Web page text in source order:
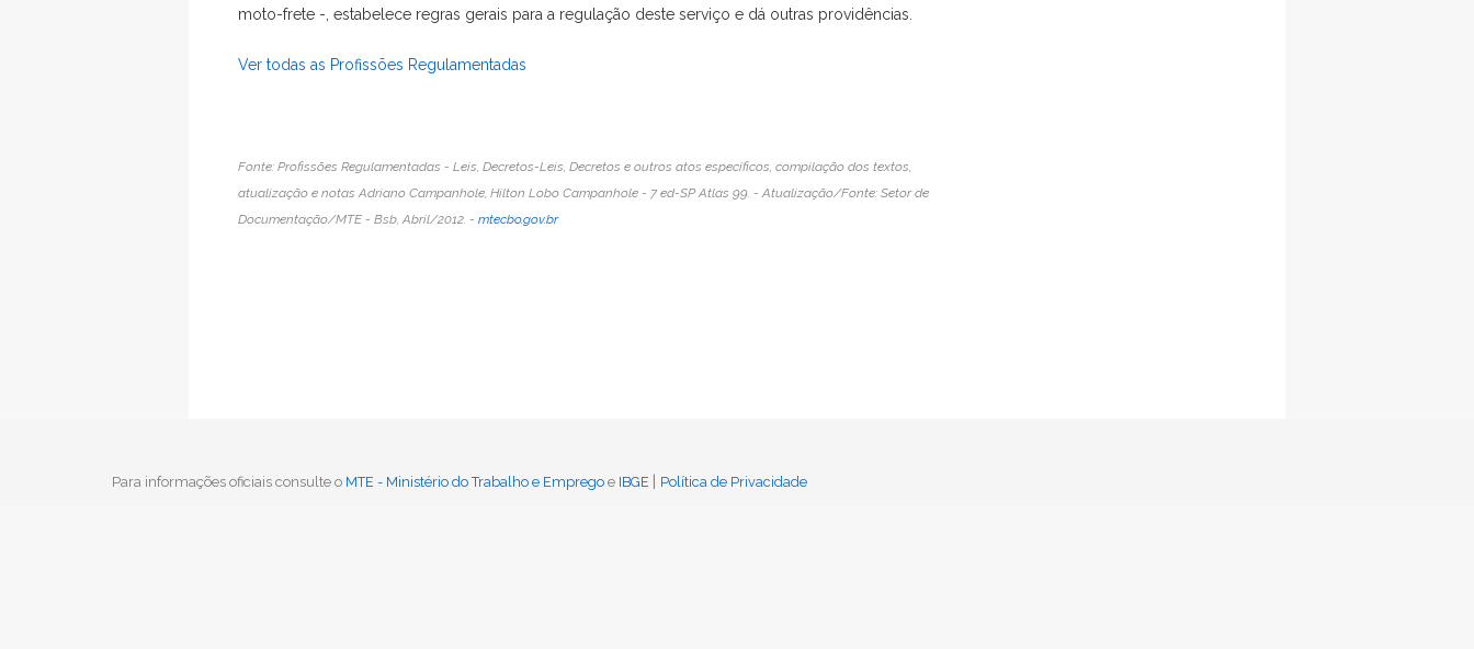
moto-frete -, estabelece regras gerais para a regulação deste serviço e dá outras providências.
Ver todas as Profissões Regulamentadas
Fonte: Profissões Regulamentadas - Leis, Decretos-Leis, Decretos e outros atos específicos, compilação dos textos,
atualização e notas Adriano Campanhole, Hilton Lobo Campanhole - 7 ed-SP Atlas 99. - Atualização/Fonte: Setor de
Documentação/MTE - Bsb, Abril/2012. - mtecbo.gov.br
Para informações oficiais consulte o MTE - Ministério do Trabalho e Emprego e IBGE | Política de Privacidade